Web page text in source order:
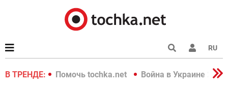
RU
В ТРЕНДЕ:
2022 Помочь tochka.net Война в Украине 2022